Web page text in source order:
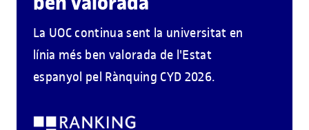
La UOC continua sent la universitat en
línia més ben valorada de l'Estat
espanyol pel Rànquing CYD 2026.